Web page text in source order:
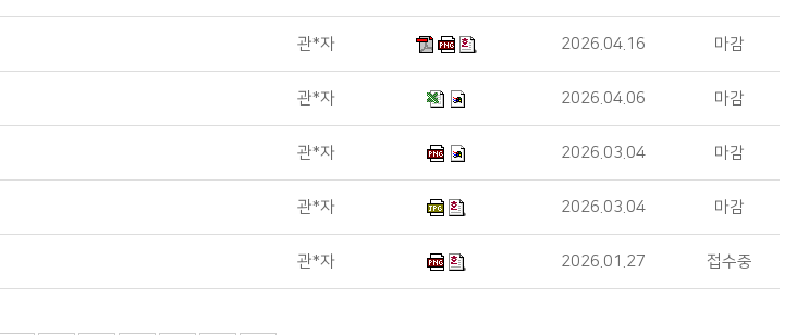
관*자 2026.04.16 마감
관*자 2026.04.06 마감
관*자 2026.03.04 마감
관*자 2026.03.04 마감
관*자 2026.01.27 접수중